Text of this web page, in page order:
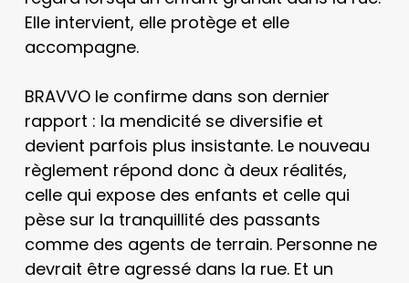
Elle intervient, elle protège et elle
accompagne.
BRAVVO le confirme dans son dernier
rapport : la mendicité se diversifie et
devient parfois plus insistante. Le nouveau
règlement répond donc à deux réalités,
celle qui expose des enfants et celle qui
pèse sur la tranquillité des passants
comme des agents de terrain. Personne ne
devrait être agressé dans la rue. Et un